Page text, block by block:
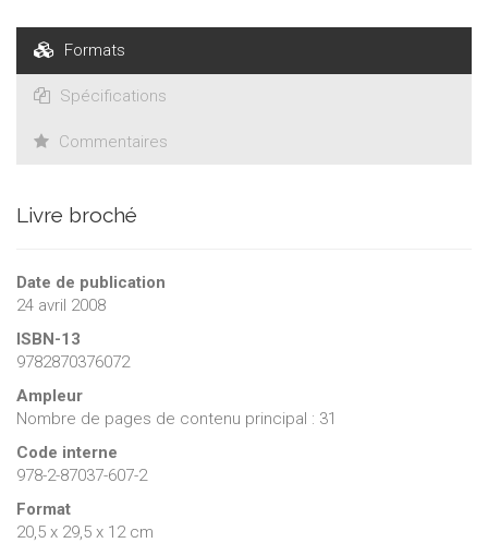
Formats
Spécifications
Commentaires
Livre broché
Date de publication
24 avril 2008
ISBN-13
9782870376072
Ampleur
Nombre de pages de contenu principal : 31
Code interne
978-2-87037-607-2
Format
20,5 x 29,5 x 12 cm